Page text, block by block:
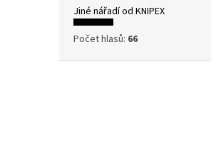
Jiné nářadí od KNIPEX
Počet hlasů: 66